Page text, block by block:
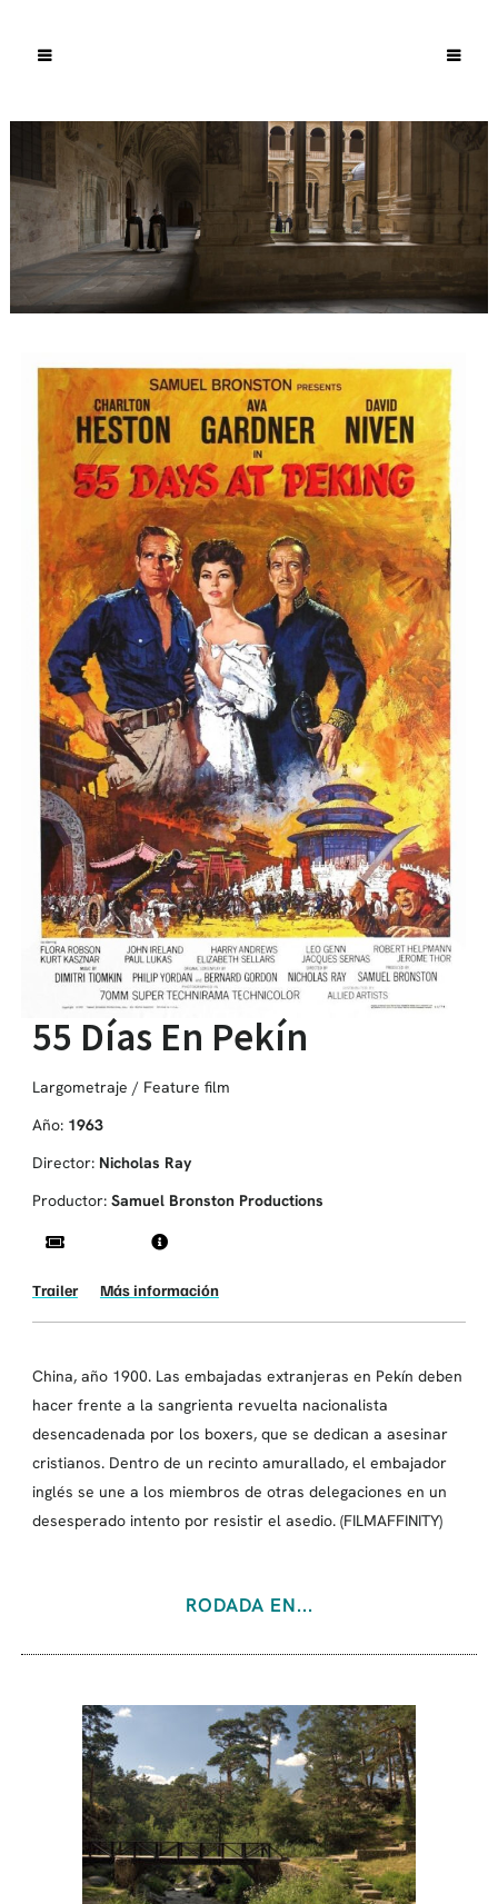
55 Días En Pekín
Largometraje / Feature film
Año: 1963
Director: Nicholas Ray
Productor: Samuel Bronston Productions
Trailer Más información
China, año 1900. Las embajadas extranjeras en Pekín deben
hacer frente a la sangrienta revuelta nacionalista
desencadenada por los boxers, que se dedican a asesinar
cristianos. Dentro de un recinto amurallado, el embajador
inglés se une a los miembros de otras delegaciones en un
desesperado intento por resistir el asedio. (FILMAFFINITY)
RODADA EN...